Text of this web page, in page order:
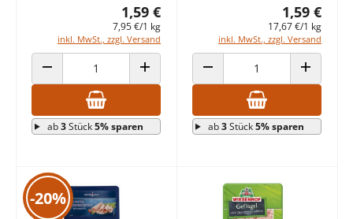
1,59 €
7,95 €/1 kg
inkl. MwSt., zzgl. Versand
ANZAHL VERRINGERN ANZAHL ERHÖHEN
ab3Stück5% sparen
1,59 €
17,67 €/1 kg
inkl. MwSt., zzgl. Versand
ANZAHL VERRINGERN ANZAHL
ab3Stück5% sparen
-20%